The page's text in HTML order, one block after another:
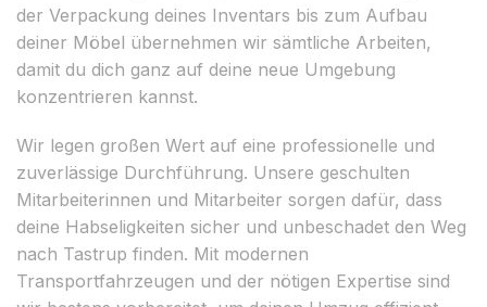
der Verpackung deines Inventars bis zum Aufbau
deiner Möbel übernehmen wir sämtliche Arbeiten,
damit du dich ganz auf deine neue Umgebung
konzentrieren kannst.
Wir legen großen Wert auf eine professionelle und
zuverlässige Durchführung. Unsere geschulten
Mitarbeiterinnen und Mitarbeiter sorgen dafür, dass
deine Habseligkeiten sicher und unbeschadet den Weg
nach Tastrup finden. Mit modernen
Transportfahrzeugen und der nötigen Expertise sind